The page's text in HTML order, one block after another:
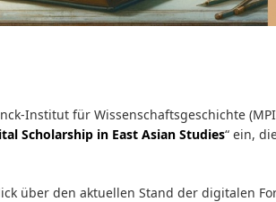
Institut für Wissenschaftsgeschichte
Scholarship in East Asian Studies“ ein,
über den aktuellen Stand der digitalen